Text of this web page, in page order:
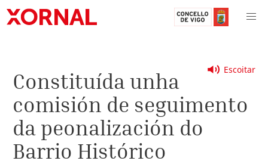
Escoitar
Constituída unha
comisión de seguimento
da peonalización do
Barrio Histórico